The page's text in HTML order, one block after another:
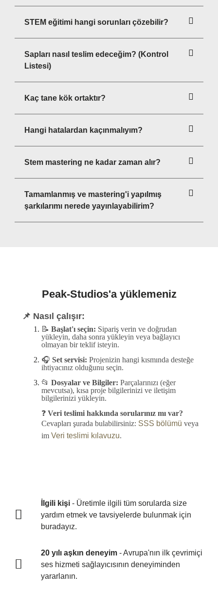
STEM eğitimi hangi sorunları çözebilir?
Sapları nasıl teslim edeceğim? (Kontrol
Listesi)
Kaç tane kök ortaktır?
Hangi hatalardan kaçınmalıyım?
Stem mastering ne kadar zaman alır?
Tamamlanmış ve mastering'i yapılmış
şarkılarımı nerede yayınlayabilirim?
Peak-Studios'a yüklemeniz
📌 Nasıl çalışır:
📝 Başlat'ı seçin: Sipariş verin ve doğrudan
yükleyin, daha sonra yükleyin veya bağlayıcı
olmayan bir teklif isteyin.
🎧 Set servisi: Projenizin hangi kısmında desteğe
ihtiyacınız olduğunu seçin.
📂 Dosyalar ve Bilgiler: Parçalarınızı (eğer
mevcutsa), kısa proje bilgilerinizi ve iletişim
bilgilerinizi yükleyin.
❓ Veri teslimi hakkında sorularınız mı var?
Cevapları şurada bulabilirsiniz: SSS bölümü veya
im Veri teslimi kılavuzu.
İlgili kişi - Üretimle ilgili tüm sorularda size
yardım etmek ve tavsiyelerde bulunmak için
buradayız.
20 yılı aşkın deneyim- Avrupa'nın ilk çevrimiçi
ses hizmeti sağlayıcısının deneyiminden
yararlanın.